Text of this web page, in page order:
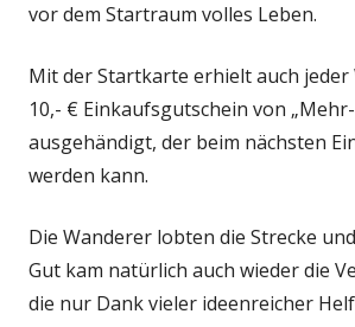
vor dem Startraum volles Leben.
Mit der Startkarte erhielt auch jeder
10,- € Einkaufsgutschein von
ausgehändigt, der beim nächsten
werden kann.
Die Wanderer lobten die Strecke
Gut kam natürlich auch wieder die
die nur Dank vieler ideenreicher